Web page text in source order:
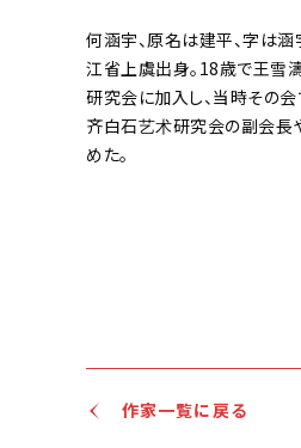
何涵宇、原名は建平、字は涵
江省上虞出身。18歳で王雪
研究会に加入し、当時その
齐白石艺术研究会の副会長
めた。
作家一覧に戻る